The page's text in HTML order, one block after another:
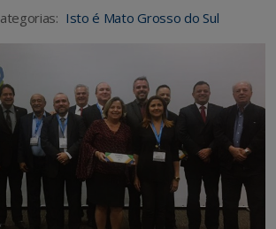
Isto é Mato Grosso do Sul